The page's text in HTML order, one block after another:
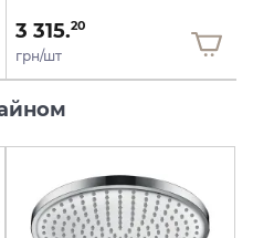
3 315.20
грн/шт